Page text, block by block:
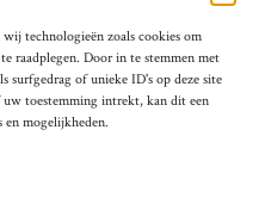
technologieën zoals cookies om
raadplegen. Door in te stemmen met
surfgedrag of unieke ID's op deze site
toestemming intrekt, kan dit een
en mogelijkheden.
Inflatie bij de ‘Grote Vier’